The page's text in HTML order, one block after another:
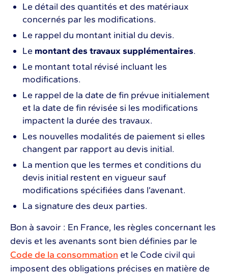
Le détail des quantités et des matériaux
concernés par les modifications.
Le rappel du montant initial du devis.
Le montant des travaux supplémentaires.
Le montant total révisé incluant les
modifications.
Le rappel de la date de fin prévue initialement
et la date de fin révisée si les modifications
impactent la durée des travaux.
Les nouvelles modalités de paiement si elles
changent par rapport au devis initial.
La mention que les termes et conditions du
devis initial restent en vigueur sauf
modifications spécifiées dans l’avenant.
La signature des deux parties.
Bon à savoir : En France, les règles concernant les
devis et les avenants sont bien définies par le
Code de la consommation et le Code civil qui
imposent des obligations précises en matière de